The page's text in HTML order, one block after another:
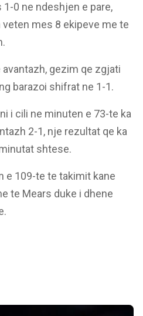
0 ne ndeshjen e pare,
mes 8 ekipeve me te
gezim qe zgjati
barazoi shifrat ne 1-1.
i cili ne minuten e 73-te ka
2-1, nje rezultat qe ka
shtese.
e 109-te te takimit kane
te Mears duke i dhene